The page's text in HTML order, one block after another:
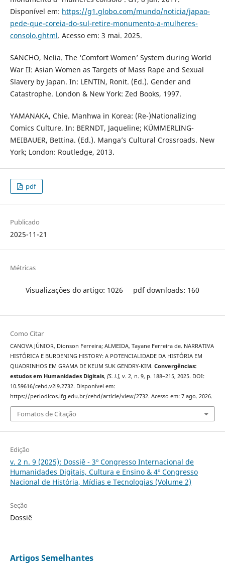
Disponível em: https://g1.globo.com/mundo/noticia/japao-
pede-que-coreia-do-sul-retire-monumento-a-mulheres-
consolo.ghtml. Acesso em: 3 mai. 2025.
SANCHO, Nelia. The ‘Comfort Women’ System during World
War II: Asian Women as Targets of Mass Rape and Sexual
Slavery by Japan. In: LENTIN, Ronit. (Ed.). Gender and
Catastrophe. London & New York: Zed Books, 1997.
YAMANAKA, Chie. Manhwa in Korea: (Re-)Nationalizing
Comics Culture. In: BERNDT, Jaqueline; KÜMMERLING-
MEIBAUER, Bettina. (Ed.). Manga’s Cultural Crossroads. New
York; London: Routledge, 2013.
pdf
Publicado
2025-11-21
Métricas
Visualizações do artigo: 1026 pdf downloads: 160
Como Citar
CANOVA JÚNIOR, Dionson Ferreira; ALMEIDA, Tayane Ferreira de. NARRATIVA
HISTÓRICA E BURDENING HISTORY: A POTENCIALIDADE DA HISTÓRIA EM
QUADRINHOS EM GRAMA DE KEUM SUK GENDRY-KIM. Convergências:
estudos em Humanidades Digitais, [S. l.], v. 2, n. 9, p. 188–215, 2025. DOI:
10.59616/cehd.v2i9.2732. Disponível em:
https://periodicos.ifg.edu.br/cehd/article/view/2732. Acesso em: 7 ago. 2026.
Fomatos de Citação
Edição
v. 2 n. 9 (2025): Dossiê - 3º Congresso Internacional de
Humanidades Digitais, Cultura e Ensino & 4º Congresso
Nacional de História, Mídias e Tecnologias (Volume 2)
Seção
Dossiê
Artigos Semelhantes